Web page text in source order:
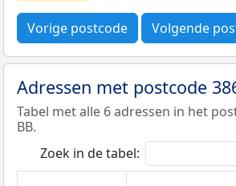
Vorige postcode Volgende
Adressen met postcode
Tabel met alle 6 adressen in het
BB.
Zoek in de tabel: